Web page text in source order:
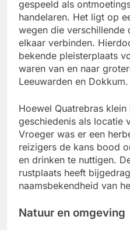
gespeeld als
handelaren. Het ligt op
wegen die verschillende
elkaar verbinden.
bekende pleisterplaats
waren van en naar
Leeuwarden en Dokkum.
Hoewel Quatrebras
geschiedenis als locatie
Vroeger was er een
reizigers de kans bood
en drinken te nuttigen.
rustplaats heeft
naamsbekendheid van
Natuur en omgeving